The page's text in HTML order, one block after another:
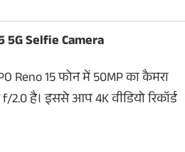
5G Selfie Camera
Reno 15 फोन में 50MP का कैमरा
2.0 है। इससे आप 4K वीडियो रिकॉर्ड